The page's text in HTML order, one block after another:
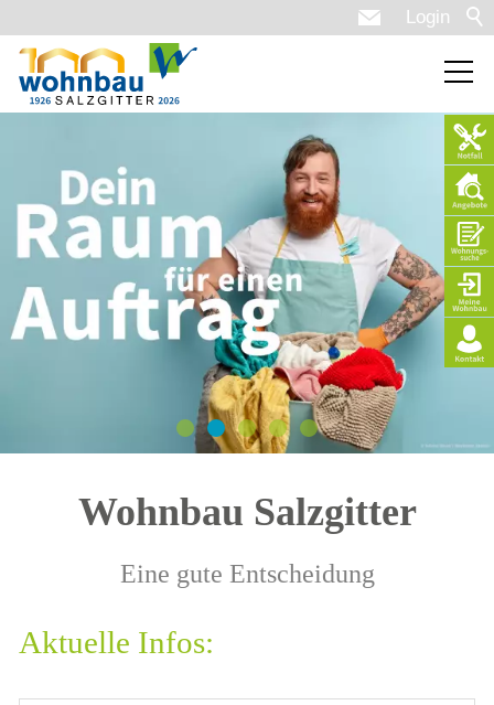
Login
Wohnbau Salzgitter
Eine gute Entscheidung
Aktuelle Infos: